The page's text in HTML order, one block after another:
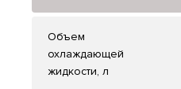
Объем
охлаждающей
жидкости, л